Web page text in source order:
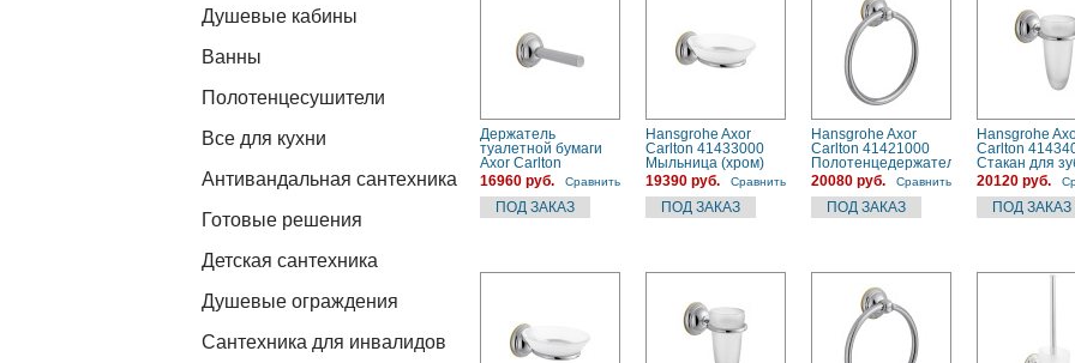
Душевые кабины
Ванны
Полотенцесушители
Все для кухни
Антивандальная сантехника
Готовые решения
Детская сантехника
Душевые ограждения
Сантехника для инвалидов
Держатель
туалетной бумаги
Axor Carlton
(41428000) хром
16960 руб. Сравнить
Hansgrohe Axor
Carlton 41433000
Мыльница (хром)
19390 руб.
Сравнить
Hansgrohe Axor
Carlton 41421000
Полотенцедержатель
кольцевой (хром)
20080 руб. Сравнить
Hansgrohe
Carlton
Стакан для
щеток (хром)
20120 руб.